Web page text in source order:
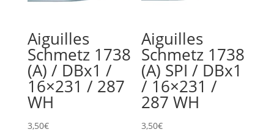
Aiguilles
Schmetz 1738
(A) / DBx1 /
16×231 / 287
WH
3,50€
Aiguilles
Schmetz 1738
(A) SPI / DBx1
/ 16×231 /
287 WH
3,50€